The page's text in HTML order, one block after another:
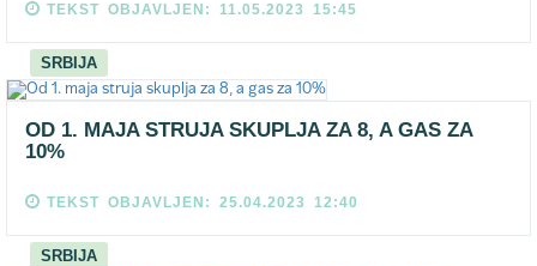
TEKST OBJAVLJEN: 11.05.2023 15:45
SRBIJA
OD 1. MAJA STRUJA SKUPLJA ZA 8, A GAS ZA
10%
TEKST OBJAVLJEN: 25.04.2023 12:40
SRBIJA